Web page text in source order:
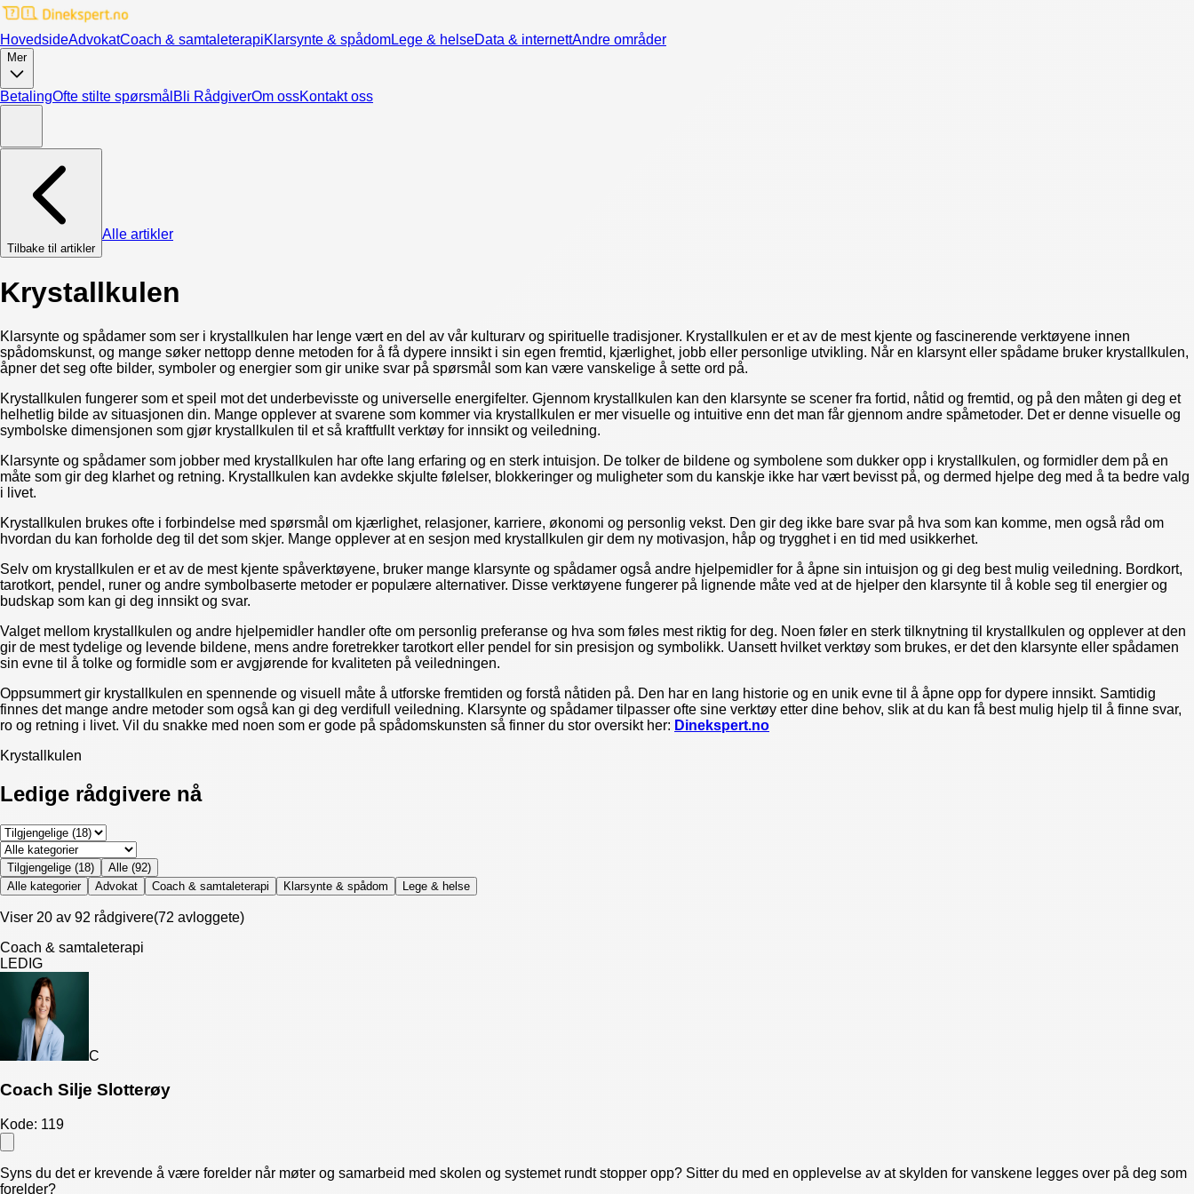
HovedsideAdvokatCoach & samtaleterapiKlarsynte & spådomLege & helseData & internettAndre områder
Mer
BetalingOfte stilte spørsmål Bli RådgiverOm ossKontakt oss
Tilbake til artikler
Alle artikler
Krystallkulen
Klarsynte og spådamer som ser i krystallkulen har lenge vært en del av vår kulturarv og spirituelle tradisjoner. Krystallkulen er et av de mest kjente og fascinerende verktøyene innen
spådomskunst, og mange søker nettopp denne metoden for å få dypere innsikt i sin egen fremtid, kjærlighet, jobb eller personlige utvikling. Når en klarsynt eller spådame bruker krystallkulen,
åpner det seg ofte bilder, symboler og energier som gir unike svar på spørsmål som kan være vanskelige å sette ord på.
Krystallkulen fungerer som et speil mot det underbevisste og universelle energifelter. Gjennom krystallkulen kan den klarsynte se scener fra fortid, nåtid og fremtid, og på den måten gi deg et
helhetlig bilde av situasjonen din. Mange opplever at svarene som kommer via krystallkulen er mer visuelle og intuitive enn det man får gjennom andre spåmetoder. Det er denne visuelle og
symbolske dimensjonen som gjør krystallkulen til et så kraftfullt verktøy for innsikt og veiledning.
Klarsynte og spådamer som jobber med krystallkulen har ofte lang erfaring og en sterk intuisjon. De tolker de bildene og symbolene som dukker opp i krystallkulen, og formidler dem på en
måte som gir deg klarhet og retning. Krystallkulen kan avdekke skjulte følelser, blokkeringer og muligheter som du kanskje ikke har vært bevisst på, og dermed hjelpe deg med å ta bedre valg
i livet.
Krystallkulen brukes ofte i forbindelse med spørsmål om kjærlighet, relasjoner, karriere, økonomi og personlig vekst. Den gir deg ikke bare svar på hva som kan komme, men også råd om
hvordan du kan forholde deg til det som skjer. Mange opplever at en sesjon med krystallkulen gir dem ny motivasjon, håp og trygghet i en tid med usikkerhet.
Selv om krystallkulen er et av de mest kjente spåverktøyene, bruker mange klarsynte og spådamer også andre hjelpemidler for å åpne sin intuisjon og gi deg best mulig veiledning. Bordkort,
tarotkort, pendel, runer og andre symbolbaserte metoder er populære alternativer. Disse verktøyene fungerer på lignende måte ved at de hjelper den klarsynte til å koble seg til energier og
budskap som kan gi deg innsikt og svar.
Valget mellom krystallkulen og andre hjelpemidler handler ofte om personlig preferanse og hva som føles mest riktig for deg. Noen føler en sterk tilknytning til krystallkulen og opplever at den
gir de mest tydelige og levende bildene, mens andre foretrekker tarotkort eller pendel for sin presisjon og symbolikk. Uansett hvilket verktøy som brukes, er det den klarsynte eller spådamen
sin evne til å tolke og formidle som er avgjørende for kvaliteten på veiledningen.
Oppsummert gir krystallkulen en spennende og visuell måte å utforske fremtiden og forstå nåtiden på. Den har en lang historie og en unik evne til å åpne opp for dypere innsikt. Samtidig
finnes det mange andre metoder som også kan gi deg verdifull veiledning. Klarsynte og spådamer tilpasser ofte sine verktøy etter dine behov, slik at du kan få best mulig hjelp til å finne svar,
ro og retning i livet. Vil du snakke med noen som er gode på spådomskunsten så finner du stor oversikt her: Dinekspert.no
Krystallkulen
Ledige rådgivere nå
Tilgjengelige (18) Alle (92)
Alle kategorier
Advokat Coach & samtaleterapi Klarsynte & spådom Lege & helse
Viser 20 av 92 rådgivere(72 avloggete)
Coach & samtaleterapi
LEDIG
C
Coach Silje Slotterøy
Kode: 119
Syns du det er krevende å være forelder når møter og samarbeid med skolen og systemet rundt stopper opp? Sitter du med en opplevelse av at skylden for vanskene legges over på deg som
forelder?